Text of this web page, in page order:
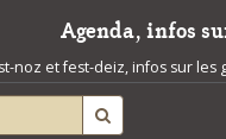
Agenda, infos
noz et fest-deiz, infos sur les